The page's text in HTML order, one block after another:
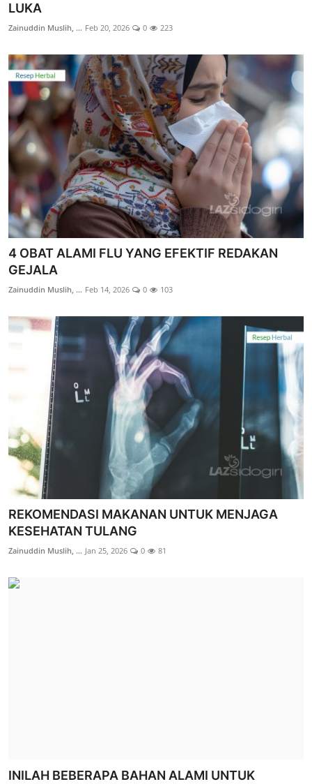
LUKA
Zainuddin Muslih, ... Feb 20, 2026 0 223
4 OBAT ALAMI FLU YANG EFEKTIF REDAKAN
GEJALA
Zainuddin Muslih, ... Feb 14, 2026 0 103
REKOMENDASI MAKANAN UNTUK MENJAGA
KESEHATAN TULANG
Zainuddin Muslih, ... Jan 25, 2026 0 81
INILAH BEBERAPA BAHAN ALAMI UNTUK